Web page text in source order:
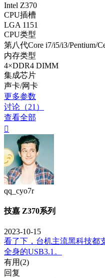
Intel Z370
CPU插槽
LGA 1151
CPU类型
第八代Core i7/i5/i3/Pentium/
内存类型
4×DDR4 DIMM
集成芯片
声卡/网卡
更多参数
讨论（21）
查看全部

qq_cyo7r
技嘉 Z370系列
2023-10-15
看了下，台机主流黑科技都
全身的USB3.1。
有用(2)
回复